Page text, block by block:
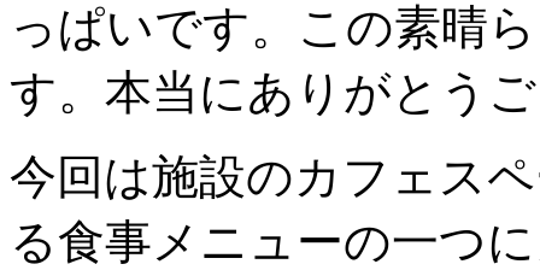
低
保
存
る
だ
け
で
は
っぱいです。この素晴
す。本当にありがとう
今回は施設のカフェス
る食事メニューの一つ